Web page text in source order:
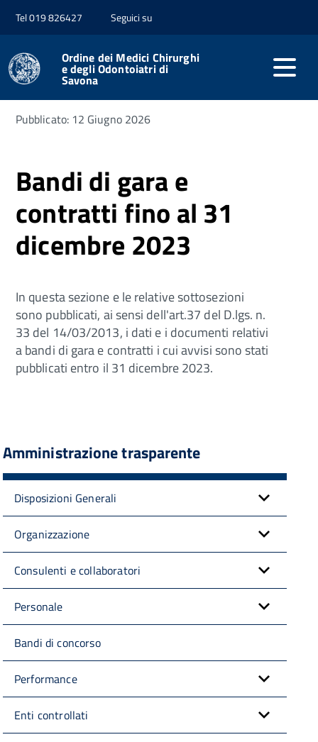
Tel 019 826427 Seguici su
Ordine dei Medici Chirurghi
e degli Odontoiatri di
Savona
Home Amministrazione trasparente
Pubblicato: 12 Giugno 2026
Bandi di gara e
contratti fino al 31
dicembre 2023
In questa sezione e le relative sottosezioni
sono pubblicati, ai sensi dell'art.37 del D.lgs. n.
33 del 14/03/2013, i dati e i documenti relativi
a bandi di gara e contratti i cui avvisi sono stati
pubblicati entro il 31 dicembre 2023.
Amministrazione trasparente
Disposizioni Generali
Organizzazione
Consulenti e collaboratori
Personale
Bandi di concorso
Performance
Enti controllati